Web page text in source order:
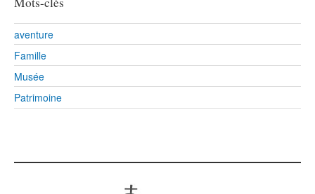
aventure
Famille
Musée
Patrimoine